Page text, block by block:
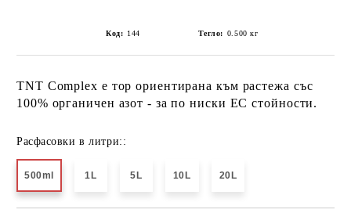
Код: 144 Тегло: 0.500 кг
TNT Complex е тор ориентирана към растежа със
100% органичен азот - за по ниски EC стойности.
Расфасовки в литри::
500ml 1L 5L 10L 20L